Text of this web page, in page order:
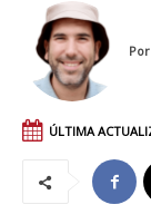
Por
ÚLTIMA